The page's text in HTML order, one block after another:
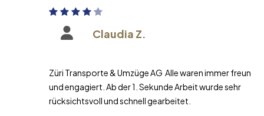
Claudia Z.
Züri Transporte & Umzüge AG Alle waren immer freundlich
und engagiert. Ab der 1. Sekunde Arbeit wurde sehr
rücksichtsvoll und schnell gearbeitet.